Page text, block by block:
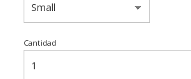
Cantidad